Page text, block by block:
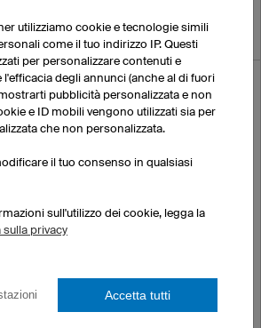
lunga --> Maglia F1 Kids
campionatura:
sportiva (facoltativo)
utilizziamo cookie e tecnologie simili
come il tuo indirizzo IP. Questi
per personalizzare contenuti e
degli annunci (anche al di fuori
pubblicità personalizzata e non
e ID mobili vengono utilizzati sia per
che non personalizzata.
il tuo consenso in qualsiasi
sull'utilizzo dei cookie, legga la
privacy
Accetta tutti